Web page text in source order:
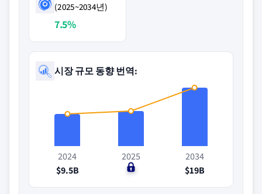
(2025~2034년)
7.5%
시장 규모 동향 번역:
2024
$9.5B
2025
$0
2034
$19B